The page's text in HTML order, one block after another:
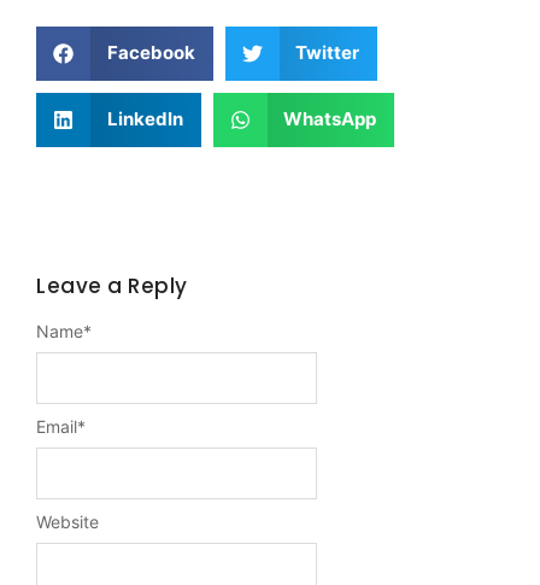
Facebook Twitter
LinkedIn WhatsApp
Leave a Reply
Name*
Email*
Website